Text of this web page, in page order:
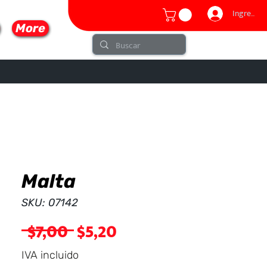
More
Ingresar
Malta
SKU: 07142
$7,00 Precio
$5,20
IVA incluido